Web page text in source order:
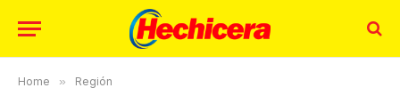
Home » Región